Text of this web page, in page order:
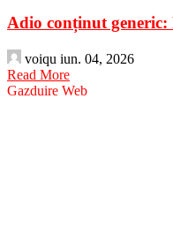
Adio conținut
voiqu iun. 04, 2026
Read More
Gazduire Web